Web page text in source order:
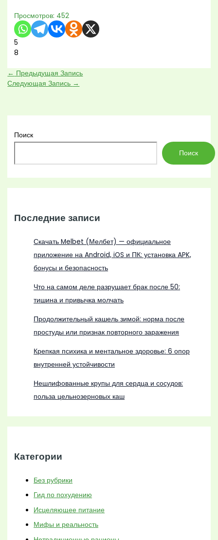
Просмотров: 452
5
8
← Предыдущая Запись
Следующая Запись →
Поиск
Поиск
Последние записи
Скачать Melbet (Мелбет) — официальное
приложение на Android, iOS и ПК: установка APK,
бонусы и безопасность
Что на самом деле разрушает брак после 50:
тишина и привычка молчать
Продолжительный кашель зимой: норма после
простуды или признак повторного заражения
Крепкая психика и ментальное здоровье: 6 опор
внутренней устойчивости
Нешлифованные крупы для сердца и сосудов:
польза цельнозерновых каш
Категории
Без рубрики
Гид по похудению
Исцеляющее питание
Мифы и реальность